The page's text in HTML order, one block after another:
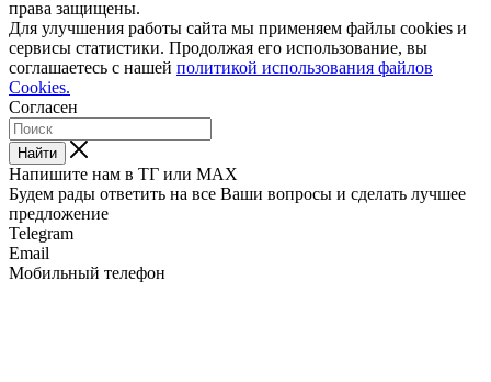
права защищены.
Для улучшения работы сайта мы применяем файлы cookies и
сервисы статистики. Продолжая его использование, вы
соглашаетесь с нашей политикой использования файлов
Cookies.
Согласен
Найти
Напишите нам в ТГ или MAX
Будем рады ответить на все Ваши вопросы и сделать лучшее
предложение
Telegram
Email
Мобильный телефон